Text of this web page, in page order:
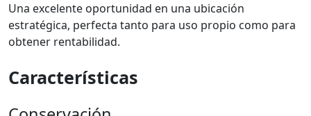
Una excelente oportunidad en una ubicación
estratégica, perfecta tanto para uso propio como para
obtener rentabilidad.
Características